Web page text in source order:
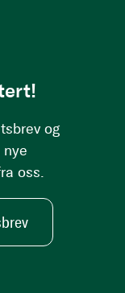
og
nye
oss.